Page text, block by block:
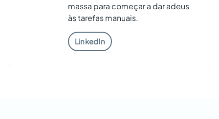
massa para começar a dar adeus
às tarefas manuais.
LinkedIn